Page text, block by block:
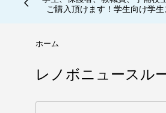
ご購入頂けます！学生向け学
ホーム
レノボニュースル